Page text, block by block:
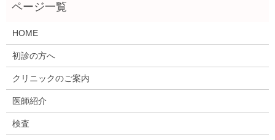
HOME
初診の方へ
クリニックのご案内
医師紹介
検査